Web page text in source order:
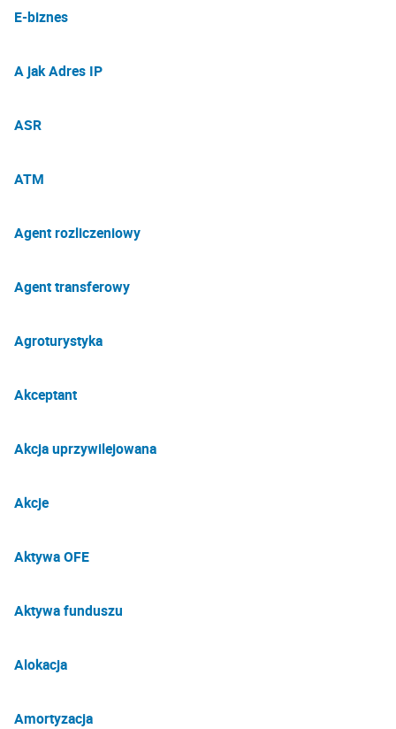
E-biznes
A jak Adres IP
ASR
ATM
Agent rozliczeniowy
Agent transferowy
Agroturystyka
Akceptant
Akcja uprzywilejowana
Akcje
Aktywa OFE
Aktywa funduszu
Alokacja
Amortyzacja